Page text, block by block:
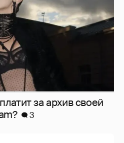
за архив своей
3